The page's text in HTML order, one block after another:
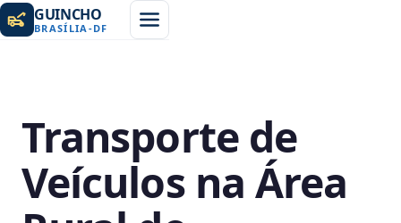
GUINCHO
BRASÍLIA -DF
Transporte de
Veículos na Área